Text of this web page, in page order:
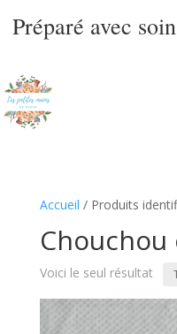
Préparé avec
Accueil / Produits
Chouchou
Voici le seul résultat